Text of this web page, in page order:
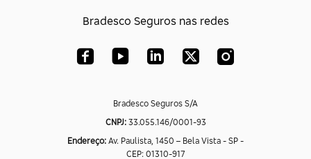
Bradesco Seguros nas redes
Bradesco Seguros S/A
CNPJ:33.055.146/0001-93
Endereço: Av. Paulista, 1450 – Bela Vista - SP -
CEP: 01310-917